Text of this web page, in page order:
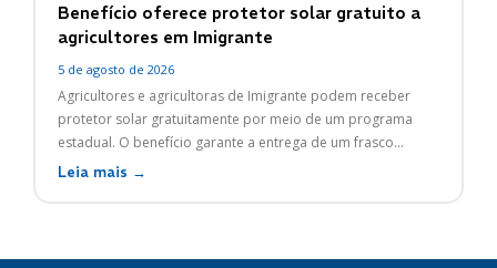
Benefício oferece protetor solar gratuito a
agricultores em Imigrante
5 de agosto de 2026
Agricultores e agricultoras de Imigrante podem receber
protetor solar gratuitamente por meio de um programa
estadual. O benefício garante a entrega de um frasco...
Leia mais →